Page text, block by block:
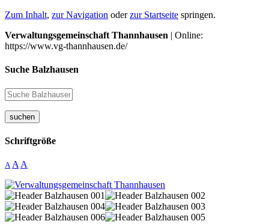
Zum Inhalt, zur Navigation oderzur Startseite springen.
Verwaltungsgemeinschaft Thannhausen | Online:
https://www.vg-thannhausen.de/
Suche Balzhausen
suchen
Schriftgröße
A A A